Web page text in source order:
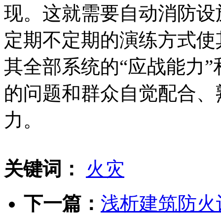
现。这就需要自动消防
定期不定期的演练方式
其全部系统的“应战能力
的问题和群众自觉配合
力。
关键词：
火灾
下一篇： 浅析建筑防